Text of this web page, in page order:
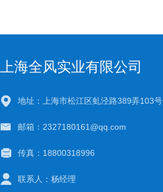
上海全风实业有限公司
地址：上海市松江区虬泾路389弄103号
邮箱：2327180161@qq.com
传真：18800318996
联系人：杨经理